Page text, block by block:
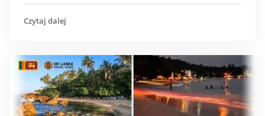
Czytaj dalej